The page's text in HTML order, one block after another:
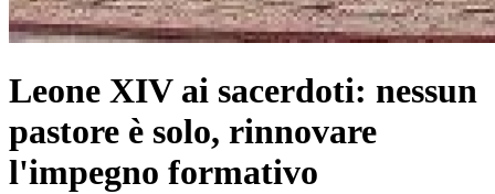
Leone XIV ai sacerdoti: nessun
pastore è solo, rinnovare
l'impegno formativo